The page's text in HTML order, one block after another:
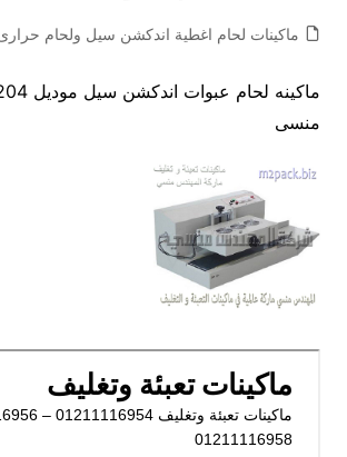
ماكينات لحام اغطية اندكشن سيل ولحام
منسى